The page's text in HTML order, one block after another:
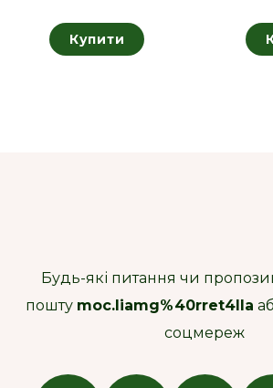
Купити
Будь-які питання чи
пошту moc.liamg%40rret4lla
соцмереж